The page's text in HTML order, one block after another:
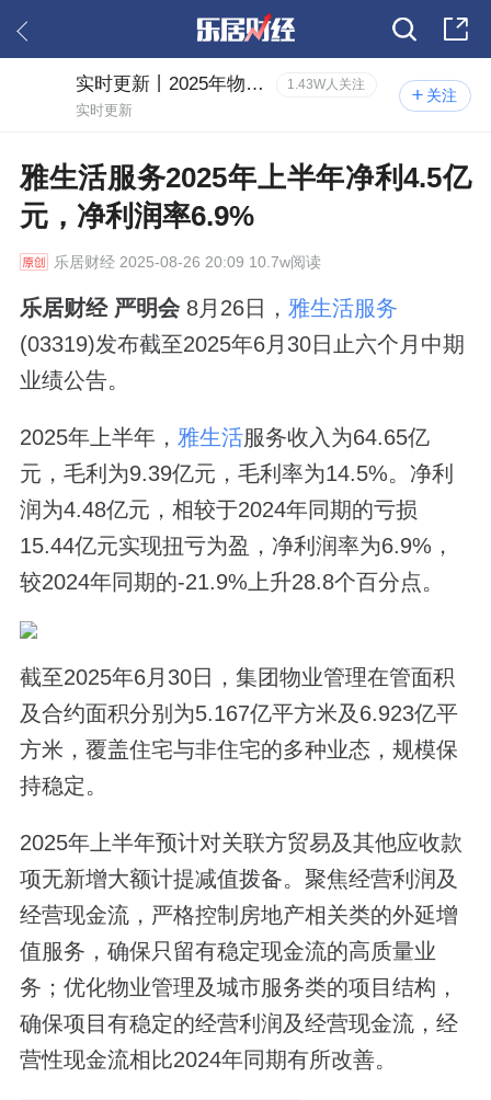
关注
实时更新丨2025年物业中报风云 1.43W人关注
实时更新
雅生活服务2025年上半年净利4.5亿
元，净利润率6.9%
乐居财经2025-08-26 20:09 10.7w阅读
乐居财经 严明会 8月26日， 雅生活服务
(03319)发布截至2025年6月30日止六个月中期
业绩公告。
2025年上半年， 雅生活服务收入为64.65亿
元，毛利为9.39亿元，毛利率为14.5%。净利
润为4.48亿元，相较于2024年同期的亏损
15.44亿元实现扭亏为盈，净利润率为6.9%，
较2024年同期的-21.9%上升28.8个百分点。
截至2025年6月30日，集团物业管理在管面积
及合约面积分别为5.167亿平方米及6.923亿平
方米，覆盖住宅与非住宅的多种业态，规模保
持稳定。
2025年上半年预计对关联方贸易及其他应收款
项无新增大额计提减值拨备。聚焦经营利润及
经营现金流，严格控制房地产相关类的外延增
值服务，确保只留有稳定现金流的高质量业
务；优化物业管理及城市服务类的项目结构，
确保项目有稳定的经营利润及经营现金流，经
营性现金流相比2024年同期有所改善。